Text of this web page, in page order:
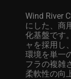
Wind River
にした、商
化基盤です
ャを採用し
環境を単一
フラの複雑
柔軟性の向